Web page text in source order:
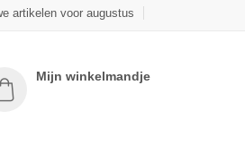
artikelen voor augustus
Mijn winkelmandje